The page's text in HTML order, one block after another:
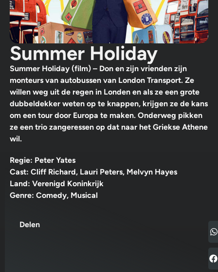
Summer Holiday
Summer Holiday (film) – Don en zijn vrienden zijn
monteurs van autobussen van London Transport. Ze
willen weg uit de regen in Londen en als ze een grote
dubbeldekker weten op te knappen, krijgen ze de kans
om een tour door Europa te maken. Onderweg pikken
ze een trio zangeressen op dat naar het Griekse Athene
wil.
Regie: Peter Yates
Cast: Cliff Richard, Lauri Peters, Melvyn Hayes
Land: Verenigd Koninkrijk
Genre: Comedy, Musical
Delen